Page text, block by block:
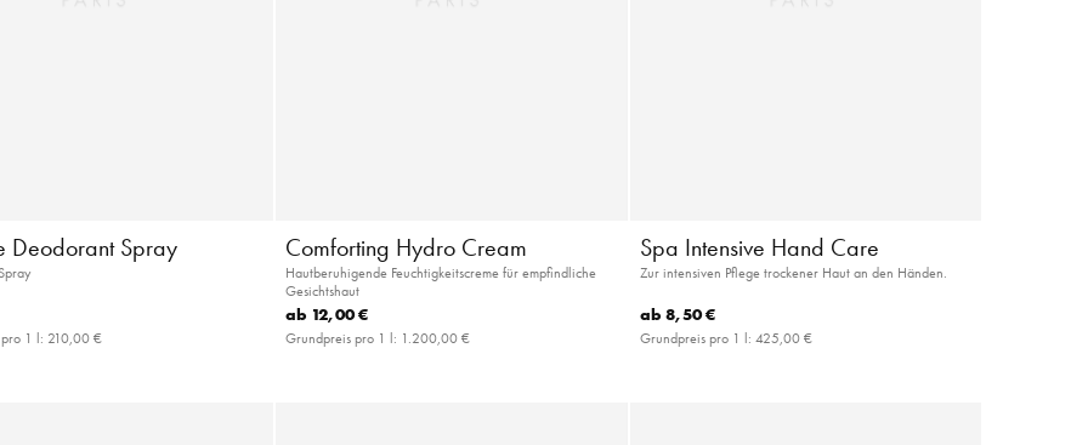
Deodorant Spray
1 l: 210,00 €
Comforting Hydro Cream
Hautberuhigende Feuchtigkeitscreme für empfindliche
Gesichtshaut
ab 12,00 €
Grundpreis pro 1 l: 1.200,00 €
Spa Intensive Hand Care
Zur intensiven Pflege trockener Haut an den Händen.
ab 8,50 €
Grundpreis pro 1 l: 425,00 €